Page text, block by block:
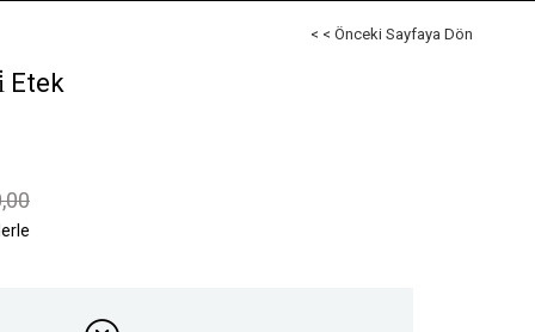
< < Önceki Sayfaya Dön
Etek